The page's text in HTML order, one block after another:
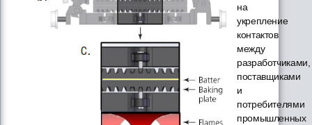
на
укрепление
контактов
между
разработчиками,
поставщиками
и
потребителями
промышленных